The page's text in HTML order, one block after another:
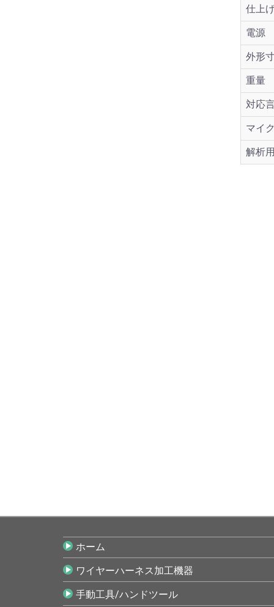
仕上
電源
外形
重量
対応
マイ
解析
ホーム
ワイヤーハーネス加工機器
手動工具/ハンドツール